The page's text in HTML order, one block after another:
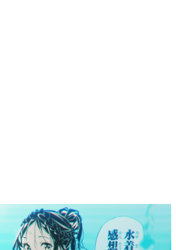
ームは面白い？
発者・hamatsu氏がゲームの魅力を画面や操作の
形から解き明かしていく、硬派で骨太な評論連載